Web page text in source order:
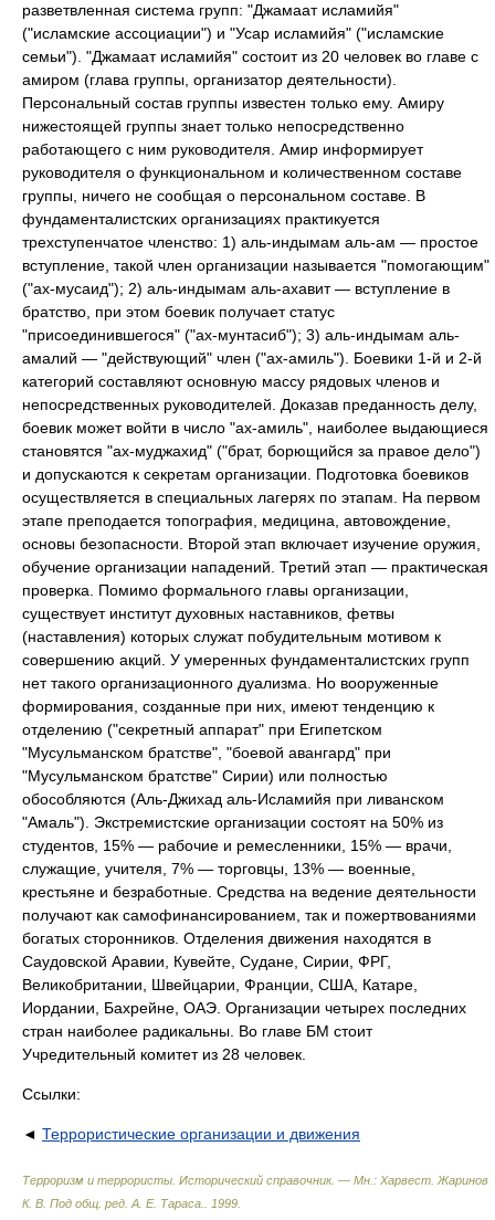
разветвленная система групп: "Джамаат исламийя"
("исламские ассоциации") и "Усар исламийя" ("исламские
семьи"). "Джамаат исламийя" состоит из 20 человек во главе с
амиром (глава группы, организатор деятельности).
Персональный состав группы известен только ему. Амиру
нижестоящей группы знает только непосредственно
работающего с ним руководителя. Амир информирует
руководителя о функциональном и количественном составе
группы, ничего не сообщая о персональном составе. В
фундаменталистских организациях практикуется
трехступенчатое членство: 1) аль-индымам аль-ам — простое
вступление, такой член организации называется "помогающим"
("ах-мусаид"); 2) аль-индымам аль-ахавит — вступление в
братство, при этом боевик получает статус
"присоединившегося" ("ах-мунтасиб"); 3) аль-индымам аль-
амалий — "действующий" член ("ах-амиль"). Боевики 1-й и 2-й
категорий составляют основную массу рядовых членов и
непосредственных руководителей. Доказав преданность делу,
боевик может войти в число "ах-амиль", наиболее выдающиеся
становятся "ах-муджахид" ("брат, борющийся за правое дело")
и допускаются к секретам организации. Подготовка боевиков
осуществляется в специальных лагерях по этапам. На первом
этапе преподается топография, медицина, автовождение,
основы безопасности. Второй этап включает изучение оружия,
обучение организации нападений. Третий этап — практическая
проверка. Помимо формального главы организации,
существует институт духовных наставников, фетвы
(наставления) которых служат побудительным мотивом к
совершению акций. У умеренных фундаменталистских групп
нет такого организационного дуализма. Но вооруженные
формирования, созданные при них, имеют тенденцию к
отделению ("секретный аппарат" при Египетском
"Мусульманском братстве", "боевой авангард" при
"Мусульманском братстве" Сирии) или полностью
обособляются (Аль-Джихад аль-Исламийя при ливанском
"Амаль"). Экстремистские организации состоят на 50% из
студентов, 15% — рабочие и ремесленники, 15% — врачи,
служащие, учителя, 7% — торговцы, 13% — военные,
крестьяне и безработные. Средства на ведение деятельности
получают как самофинансированием, так и пожертвованиями
богатых сторонников. Отделения движения находятся в
Саудовской Аравии, Кувейте, Судане, Сирии, ФРГ,
Великобритании, Швейцарии, Франции, США, Катаре,
Иордании, Бахрейне, ОАЭ. Организации четырех последних
стран наиболее радикальны. Во главе БМ стоит
Учредительный комитет из 28 человек.
Ссылки:
◄ Террористические организации и движения
Терроризм и террористы. Исторический справочник. — Мн.: Харвест Жаринов
К. В. Под общ. ред. А. Е. Тараса.
1999